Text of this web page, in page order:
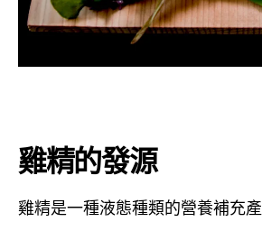
雞精的發源
雞精是一種液態種類的營養補充